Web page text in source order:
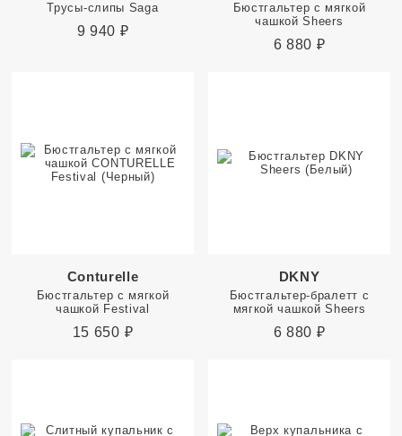
Трусы-слипы Saga
9 940 ₽
Бюстгальтер с мягкой
чашкой Sheers
6 880 ₽
Conturelle
Бюстгальтер с мягкой
чашкой Festival
15 650 ₽
DKNY
Бюстгальтер-бралетт с
мягкой чашкой Sheers
6 880 ₽